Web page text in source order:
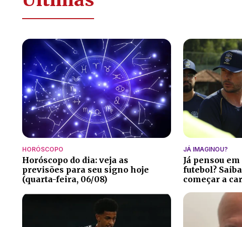
HORÓSCOPO
Horóscopo do dia: veja as
previsões para seu signo hoje
(quarta-feira, 06/08)
JÁ IMAGINOU?
Já pensou
futebol?
começar a